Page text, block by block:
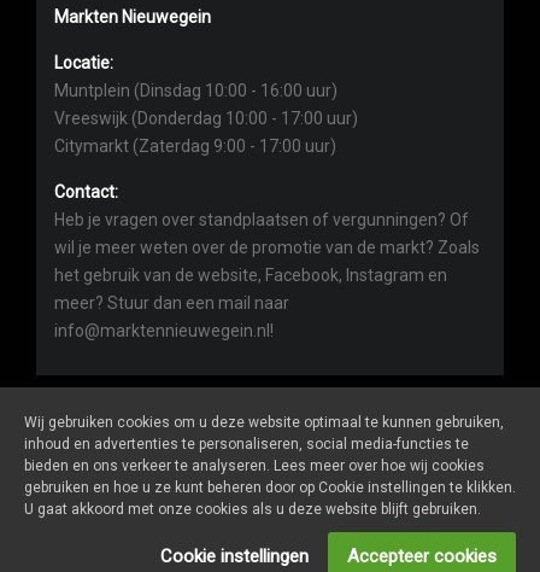
Markten Nieuwegein
Locatie:
Muntplein (Dinsdag 10:00 - 16:00 uur)
Vreeswijk (Donderdag 10:00 - 17:00 uur)
Citymarkt (Zaterdag 9:00 - 17:00 uur)
Contact:
Heb je vragen over standplaatsen of vergunningen? Of
wil je meer weten over de promotie van de markt? Zoals
het gebruik van de website, Facebook, Instagram en
meer? Stuur dan een mail naar
info@marktennieuwegein.nl!
Marktennieuwegein.nlis een website van De Markt Online
ALGEMENE VOORWAARDEN
ONDERNEMERS LOGIN
SOCIALS
Wij gebruiken cookies om u deze website optimaal te kunnen gebruiken,
inhoud en advertenties te personaliseren, social media-functies te
bieden en ons verkeer te analyseren. Lees meer over hoe wij cookies
gebruiken en hoe u ze kunt beheren door op Cookie instellingen te klikken.
U gaat akkoord met onze cookies als u deze website blijft gebruiken.
Cookie instellingen Accepteer cookies